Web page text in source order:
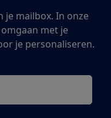
je mailbox. In onze
met je
je personaliseren.